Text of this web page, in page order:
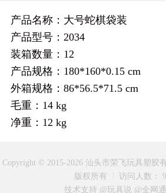
产品名称：大号蛇棋袋装
产品型号：2034
装箱数量：12
产品规格：180*160*0.15 cm
外箱规格：86*56.5*71.5 cm
毛重：14 kg
净重：12 kg
Copyright © 2015-2026 汕头市荣飞玩具塑胶
版权所有
访问人数：
技术支持 @玩具说 @全网